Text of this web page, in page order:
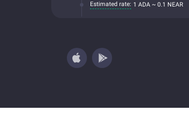
Estimated rate: 1 ADA ~ 0.1 NEAR